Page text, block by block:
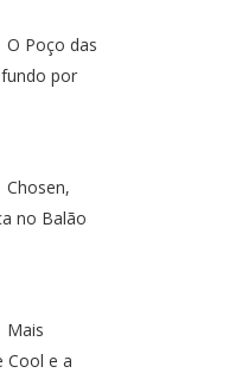
O Poço das
por
Chosen,
no Balão
Mais
Cool e a